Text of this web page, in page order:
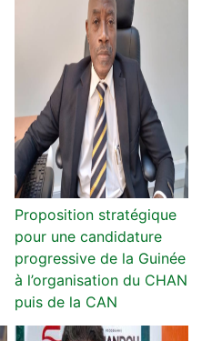
Proposition stratégique
pour une candidature
progressive de la Guinée
à l’organisation du CHAN
puis de la CAN